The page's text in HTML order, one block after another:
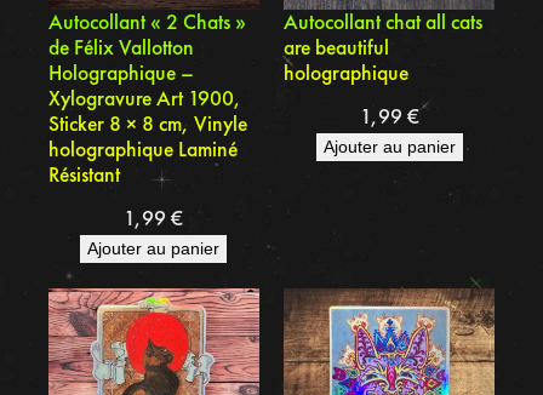
Autocollant « 2 Chats »
de Félix Vallotton
Holographique –
Xylogravure Art 1900,
Sticker 8 × 8 cm, Vinyle
holographique Laminé
Résistant
1,99€
Ajouter au panier
Autocollant chat all cats
are beautiful
holographique
1,99 €
Ajouter au panier